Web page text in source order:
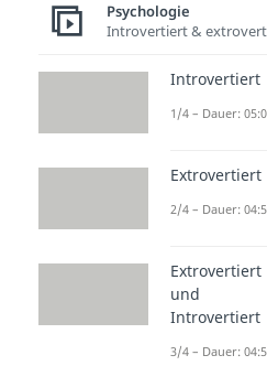
Erinnerst
„Loony
Richtig
Tunes“.
Kennst
„TKKG,
Obwohl
weiß, was
Psychologie
Introvertiert &
Introvertiert
1/4 – Dauer:
Extrovertiert
2/4 – Dauer:
Extrovertiert
und
Introvertiert
3/4 – Dauer: